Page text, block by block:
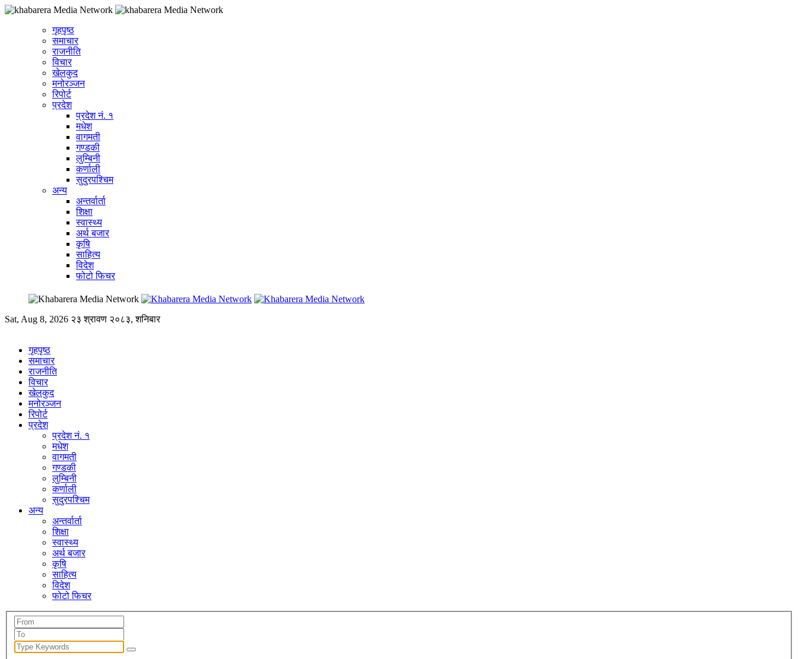
गृहपृष्ठ
समाचार
राजनीति
विचार
खेलकुद
मनोरञ्जन
रिपोर्ट
प्रदेश
प्रदेश नं. १
मधेश
वागमती
गण्डकी
लुम्बिनी
कर्णाली
सुदुरपश्चिम
अन्य
अन्तर्वार्ता
शिक्षा
स्वास्थ्य
अर्थ बजार
कृषि
साहित्य
विदेश
फोटो फिचर
Sat, Aug 8, 2026 २३ श्रावण २०८३, शनिबार
गृहपृष्ठ
समाचार
राजनीति
विचार
खेलकुद
मनोरञ्जन
रिपोर्ट
प्रदेश
प्रदेश नं. १
मधेश
वागमती
गण्डकी
लुम्बिनी
कर्णाली
सुदुरपश्चिम
अन्य
अन्तर्वार्ता
शिक्षा
स्वास्थ्य
अर्थ बजार
कृषि
साहित्य
विदेश
फोटो फिचर